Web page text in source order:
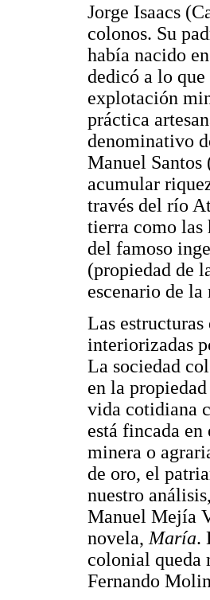
Jorge Isaacs
colonos. Su
había nacido
dedicó a lo
explotación
práctica
denominativo
Manuel Santos
acumular
través del río
tierra como las
del famoso
(propiedad de
escenario de la
Las
interiorizadas
La sociedad
en la
vida cotidiana
está fincada
minera o
de oro, el
nuestro análisis,
Manuel Mejía
novela, María.
colonial queda
Fernando